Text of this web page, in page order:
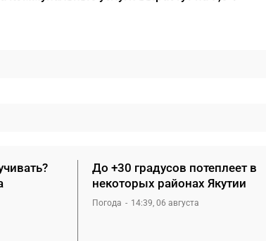
До +30 градусов потеплеет в
некоторых районах Якутии
Погода 14:39, 06 августа